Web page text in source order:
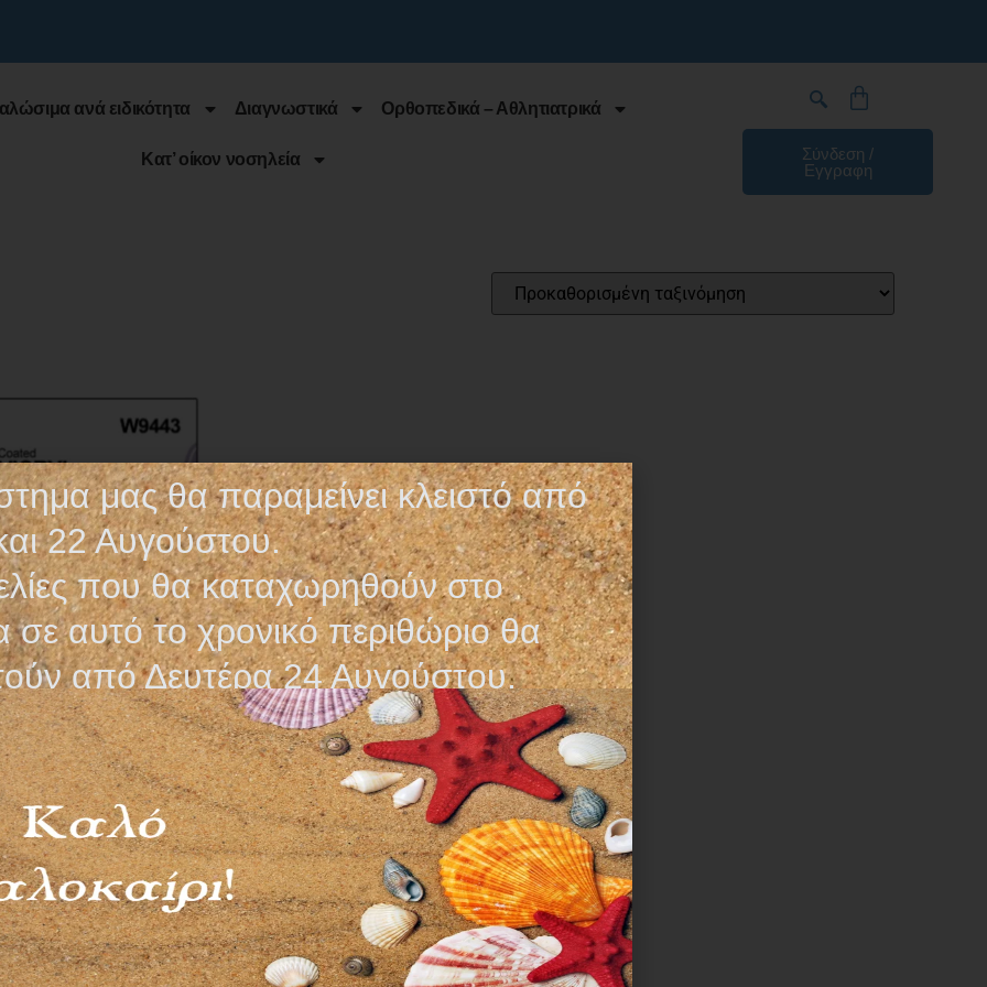
ανά ειδικότητα Διαγνωστικά Ορθοπεδικά – Αθλητιατρικά
Κατ’ οίκον νοσηλεία
Σύνδεση /
Εγγραφη
ΡΑΜΜΑΤΑ
VICRYL
4,20€
στο καλάθι
μας θα παραμείνει κλειστό από
22 Αυγούστου.
που θα καταχωρηθούν στο
σε αυτό το χρονικό περιθώριο θα
από Δευτέρα 24 Αυγούστου.